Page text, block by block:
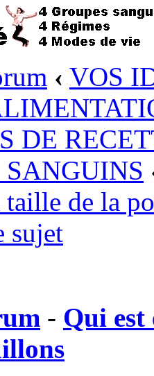
‹ VOS
DE
SANGUINS
de la
sujet
- Qui est